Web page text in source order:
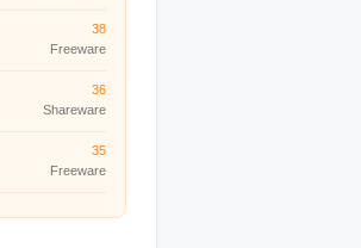
38
Freeware
36
Shareware
35
Freeware